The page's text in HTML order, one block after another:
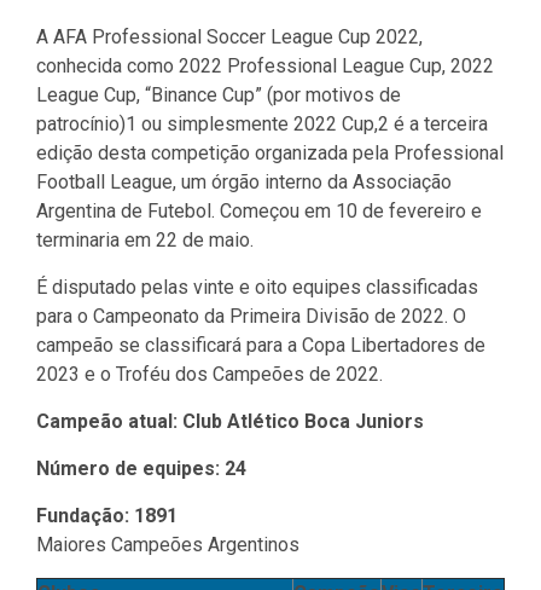
A AFA Professional Soccer League Cup 2022,
conhecida como 2022 Professional League Cup, 2022
League Cup, “Binance Cup” (por motivos de
patrocínio)1 ou simplesmente 2022 Cup,2 é a terceira
edição desta competição organizada pela Professional
Football League, um órgão interno da Associação
Argentina de Futebol. Começou em 10 de fevereiro e
terminaria em 22 de maio.
É disputado pelas vinte e oito equipes classificadas
para o Campeonato da Primeira Divisão de 2022. O
campeão se classificará para a Copa Libertadores de
2023 e o Troféu dos Campeões de 2022.
Campeão atual: Club Atlético Boca Juniors
Número de equipes: 24
Fundação: 1891
Maiores Campeões Argentinos